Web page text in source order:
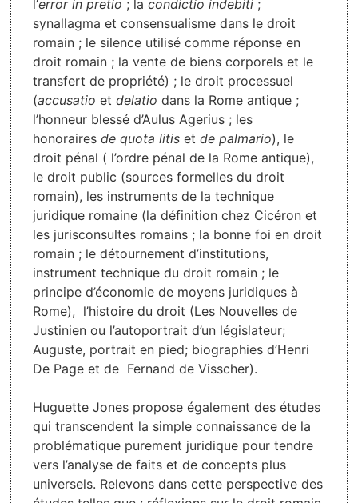
l’error in pretio ; lacondictio indebiti ;
synallagma et consensualisme dans le droit
romain ; le silence utilisé comme réponse en
droit romain ; la vente de biens corporels et le
transfert de propriété) ; le droit processuel
(accusatio etdelatio dans la Rome antique ;
l’honneur blessé d’Aulus Agerius ; les
honorairesde quota litis etde palmario), le
droit pénal ( l’ordre pénal de la Rome antique),
le droit public (sources formelles du droit
romain), les instruments de la technique
juridique romaine (la définition chez Cicéron et
les jurisconsultes romains ; la bonne foi en droit
romain ; le détournement d’institutions,
instrument technique du droit romain ; le
principe d’économie de moyens juridiques à
Rome), l’histoire du droit (Les Nouvelles de
Justinien ou l’autoportrait d’un législateur;
Auguste, portrait en pied; biographies d’Henri
De Page et de Fernand de Visscher).
Huguette Jones propose également des études
qui transcendent la simple connaissance de la
problématique purement juridique pour tendre
vers l’analyse de faits et de concepts plus
universels. Relevons dans cette perspective des